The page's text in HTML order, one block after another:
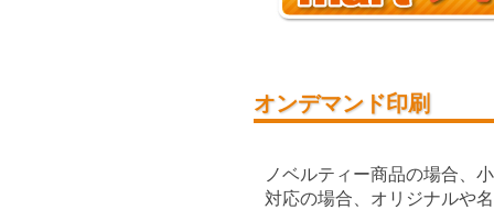
オンデマンド印刷
ノベルティー商品の場合、
対応の場合、オリジナルや